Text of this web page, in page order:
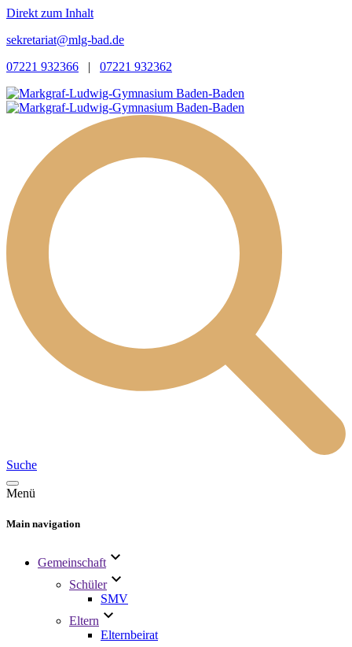
Direkt zum Inhalt
sekretariat@mlg-bad.de
07221 932366 | 07221 932362
Suche
Menü
Main navigation
Gemeinschaft
Schüler
SMV
Eltern
Elternbeirat